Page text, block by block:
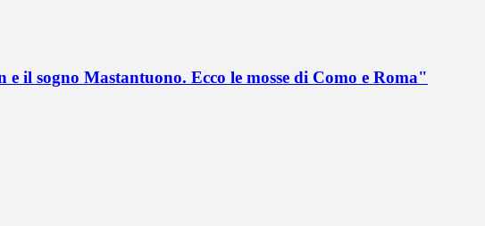
il sogno Mastantuono. Ecco le mosse di Como e Roma"